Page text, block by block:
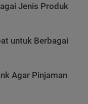
Jenis Produk
untuk Berbagai
Agar Pinjaman